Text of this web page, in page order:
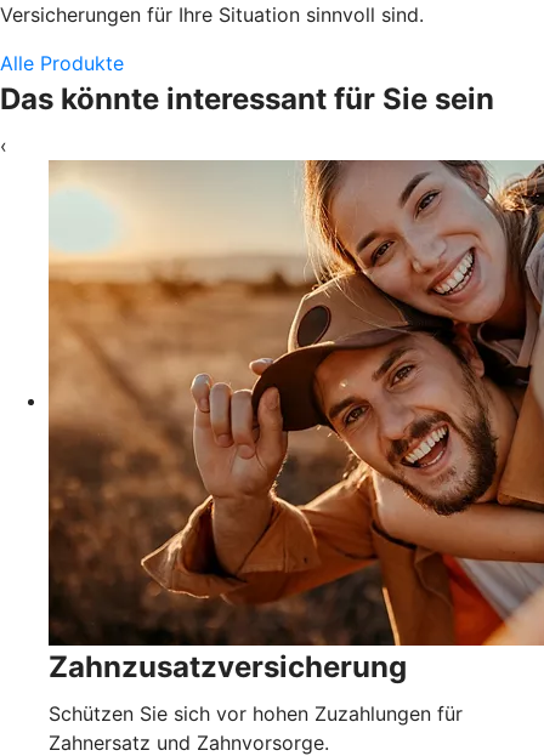
Versicherungen für Ihre Situation sinnvoll sind.
Alle Produkte
Das könnte interessant für Sie sein
‹
Zahnzusatzversicherung
Schützen Sie sich vor hohen Zuzahlungen für
Zahnersatz und Zahnvorsorge.